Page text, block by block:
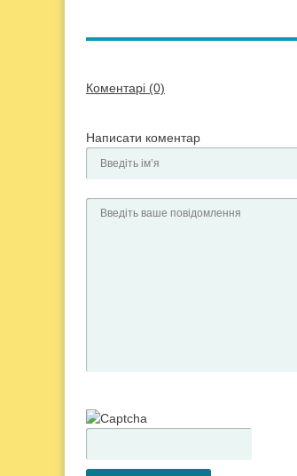
Коментарі (0)
Написати коментар